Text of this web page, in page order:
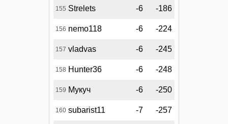
155 Strelets -6 -186
156 nemo118 -6 -224
157 vladvas -6 -245
158 Hunter36 -6 -248
159 Мукуч -6 -250
160 subarist11 -7 -257